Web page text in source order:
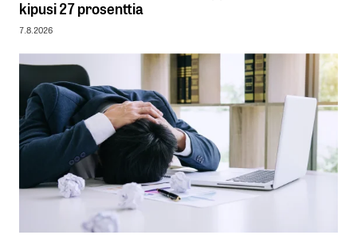
kipusi 27 prosenttia
7.8.2026